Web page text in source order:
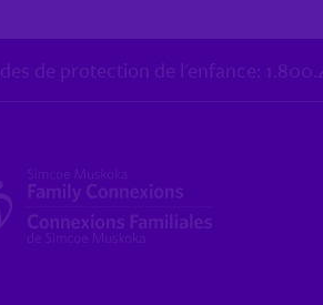
de protection de l'enfance: